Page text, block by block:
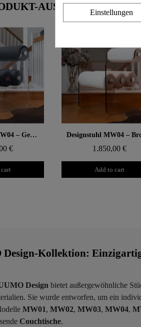
AUSWAHL
Design Stuhl MW04 – Gegossene PMMA Wände, Schaumstoffsitz Soshagro
€
Aperçu rapide
1.850,00 €
Add to cart
Design-Kollektion:
Design bietet außergewöhnliche
Sie wurde entworfen, um ein
MW01, MW02, MW03, MW04,
Couchtische.
Einstellungen